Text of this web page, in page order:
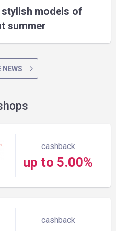
models of
summer
NEWS
cashback
up to 5.00%
cashback